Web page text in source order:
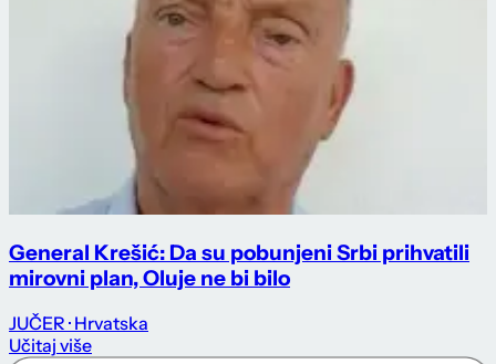
General Krešić: Da su pobunjeni Srbi prihvatili
mirovni plan, Oluje ne bi bilo
JUČER · Hrvatska
Učitaj više